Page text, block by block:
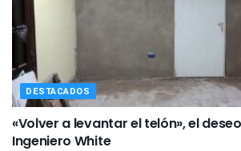
DESTACADOS
«Volver a levantar el telón», el
Ingeniero White